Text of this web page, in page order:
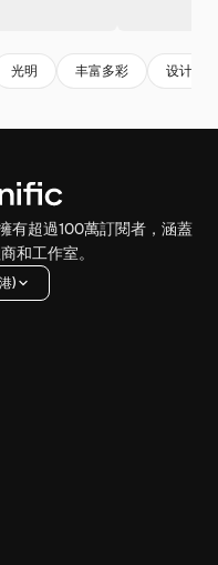
光明 丰富多彩 设计
有超過100萬訂閱者，涵蓋
和工作室。
)